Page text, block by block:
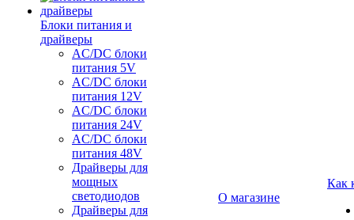
Блоки питания и
драйверы
AC/DC блоки
питания 5V
AC/DC блоки
питания 12V
AC/DC блоки
питания 24V
AC/DC блоки
питания 48V
Драйверы для
мощных
светодиодов
Драйверы для
О магазине
Как